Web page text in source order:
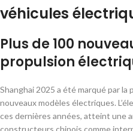
véhicules
Plus de 100
propulsion
Shanghai 2025 a été marqué par
nouveaux modèles électriques.
ces dernières années, atteint une